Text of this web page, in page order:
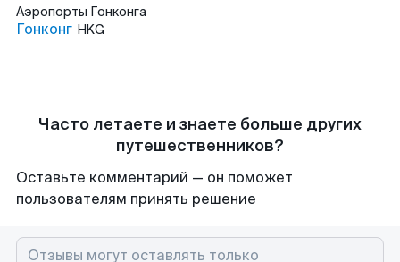
Аэропорты Гонконга
Гонконг HKG
Часто летаете и знаете больше других
путешественников?
Оставьте комментарий — он поможет
пользователям принять решение